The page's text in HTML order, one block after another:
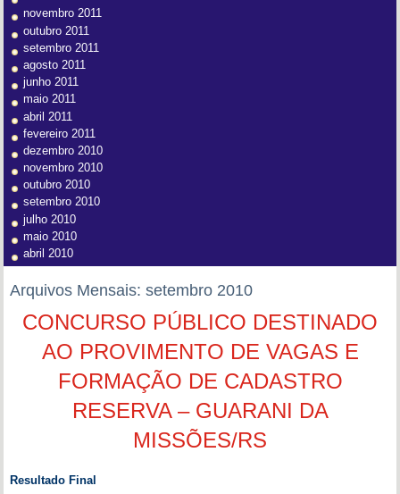
novembro 2011
outubro 2011
setembro 2011
agosto 2011
junho 2011
maio 2011
abril 2011
fevereiro 2011
dezembro 2010
novembro 2010
outubro 2010
setembro 2010
julho 2010
maio 2010
abril 2010
Arquivos Mensais:setembro 2010
CONCURSO PÚBLICO DESTINADO
AO PROVIMENTO DE VAGAS E
FORMAÇÃO DE CADASTRO
RESERVA – GUARANI DA
MISSÕES/RS
Resultado Final